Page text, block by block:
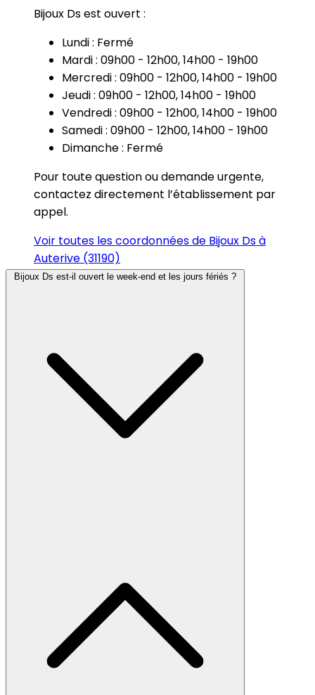
Bijoux Ds est ouvert :
Lundi : Fermé
Mardi : 09h00 - 12h00, 14h00 - 19h00
Mercredi : 09h00 - 12h00, 14h00 - 19h00
Jeudi : 09h00 - 12h00, 14h00 - 19h00
Vendredi : 09h00 - 12h00, 14h00 - 19h00
Samedi : 09h00 - 12h00, 14h00 - 19h00
Dimanche : Fermé
Pour toute question ou demande urgente,
contactez directement l’établissement par
appel.
Voir toutes les coordonnées de Bijoux Ds à
Auterive (31190)
Bijoux Ds est-il ouvert le week-end et les jours fériés ?